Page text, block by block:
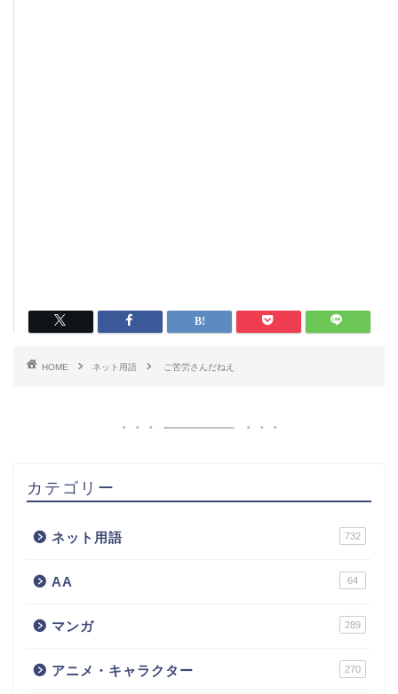
HOME ネット用語 ご苦労さんだねえ
カテゴリー
ネット用語 732
AA 64
マンガ 289
アニメ・キャラクター 270